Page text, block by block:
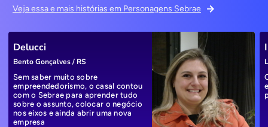
Veja essa e mais histórias em Personagens Sebrae
Delucci
Bento Gonçalves / RS
Sem saber muito sobre
empreendedorismo, o casal contou
com o Sebrae para aprender tudo
sobre o assunto, colocar o negócio
nos eixos e ainda abrir uma nova
empresa